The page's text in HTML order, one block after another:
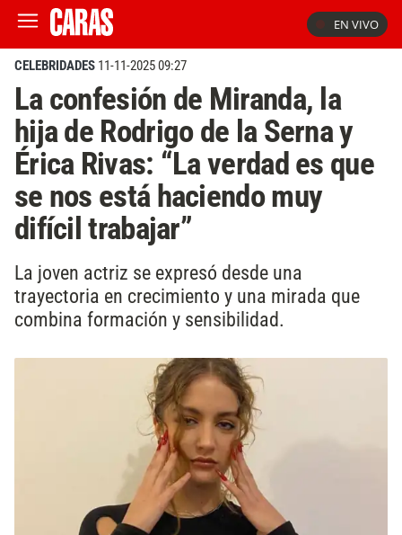
EN VIVO
CELEBRIDADES 11-11-2025 09:27
La confesión de Miranda, la
hija de Rodrigo de la Serna y
Érica Rivas: “La verdad es que
se nos está haciendo muy
difícil trabajar”
La joven actriz se expresó desde una
trayectoria en crecimiento y una mirada que
combina formación y sensibilidad.